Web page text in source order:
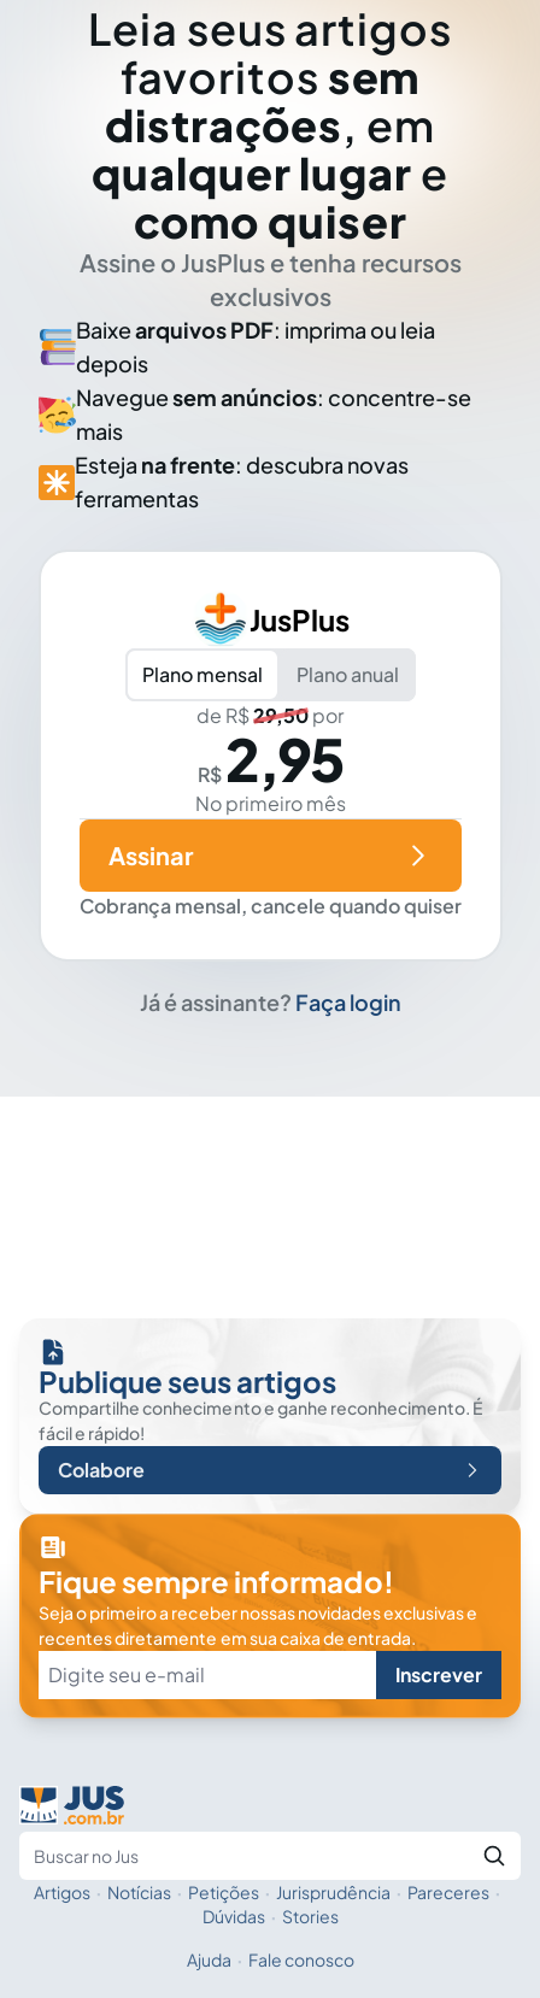
Leia seus artigos
favoritos sem
distrações, em
qualquer lugar e
como quiser
Assine o JusPlus e tenha recursos
exclusivos
Baixearquivos PDF: imprima ou leia
depois
Naveguesem anúncios: concentre-se
mais
Esteja na frente: descubra novas
ferramentas
JusPlus
Plano mensal
Plano anual
de R$29,50por
R$ 2,95
No primeiro mês
Cobrança mensal, cancele quando quiser
Assinar
Já é assinante? Faça login
Publique seus artigos
Compartilhe conhecimento e ganhe reconhecimento. É
fácil e rápido!
Colabore
Fique sempre informado!
Seja o primeiro a receber nossas novidades exclusivas e
recentes diretamente em sua caixa de entrada.
Inscrever
Fale com a IA
Artigos · Notícias · Petições · Jurisprudência · Pareceres ·
Dúvidas · Stories
Ajuda · Fale conosco